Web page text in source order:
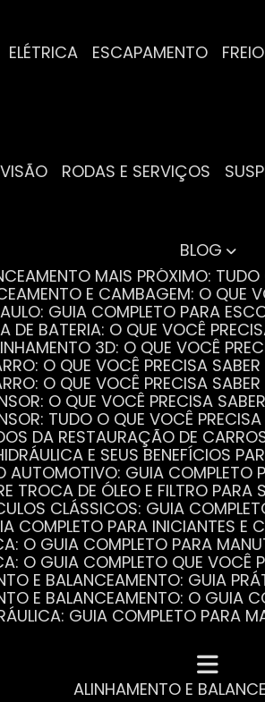
ELÉTRICA ESCAPAMENTO
RODAS E SERVIÇOS
BLOG
MAIS PRÓXIMO:
E CAMBAGEM: O QUE
GUIA COMPLETO PARA
DE BATERIA: O QUE VOCÊ
3D: O QUE VOCÊ
O QUE VOCÊ PRECISA
O QUE VOCÊ PRECISA
O QUE VOCÊ PRECISA
TUDO O QUE VOCÊ
DA RESTAURAÇÃO DE
E SEUS BENEFÍCIOS
AUTOMOTIVO: GUIA COMPLETO
TROCA DE ÓLEO E FILTRO PARA
CLÁSSICOS: GUIA
COMPLETO PARA INICIANTES E
O GUIA COMPLETO PARA
O GUIA COMPLETO QUE VOCÊ
E BALANCEAMENTO: GUIA
E BALANCEAMENTO: O GUIA
GUIA COMPLETO PARA
PARA BLINDADOS: TUDO
É ESSENCIAL PARA O
E BALANCEAMENTO: O QUE
DA TROCA DE ÓLEO PARA A
ALINHAMENTO E